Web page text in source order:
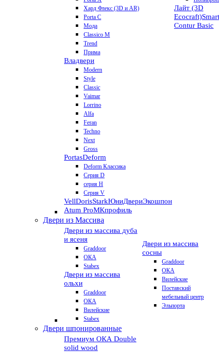
Хард Флекс (3D и AR)
Porta C
Мода
Classico M
Trend
Прима
Владвери
Modern
Style
Classic
Vaimar
Lorrino
Alfa
Feran
Techno
Next
Gross
PortasDeform
Deform Классика
Серия D
серия H
Серия V
VellDorisStarkЮниДвериЭкошпон
Atum ProМКпрофиль
Лайт (3D
Ecocraft)Smart
Contur Basic
Двери из Массива
Двери из массива дуба
и ясеня
Graddoor
ОКА
Stabex
Двери из массива
ольхи
Graddoor
ОКА
Вилейские
Stabex
Двери из массива
сосны
Graddoor
ОКА
Вилейские
Поставский
мебельный центр
Эльпорта
Двери шпонированные
Премиум ОКА Double
solid wood